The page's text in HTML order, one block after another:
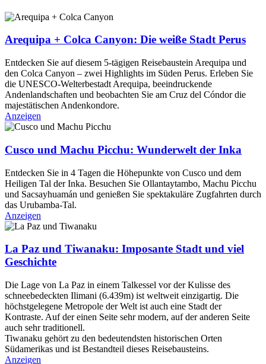
Arequipa + Colca Canyon: Die weiße Stadt Perus
Entdecken Sie auf diesem 5-tägigen Reisebaustein Arequipa und
den Colca Canyon – zwei Highlights im Süden Perus. Erleben Sie
die UNESCO-Welterbestadt Arequipa, beeindruckende
Andenlandschaften und beobachten Sie am Cruz del Cóndor die
majestätischen Andenkondore.
Anzeigen
Cusco und Machu Picchu: Wunderwelt der Inka
Entdecken Sie in 4 Tagen die Höhepunkte von Cusco und dem
Heiligen Tal der Inka. Besuchen Sie Ollantaytambo, Machu Picchu
und Sacsayhuamán und genießen Sie spektakuläre Zugfahrten durch
das Urubamba-Tal.
Anzeigen
La Paz und Tiwanaku: Imposante Stadt und viel
Geschichte
Die Lage von La Paz in einem Talkessel vor der Kulisse des
schneebedeckten Ilimani (6.439m) ist weltweit einzigartig. Die
höchstgelegene Metropole der Welt ist auch eine Stadt der
Kontraste. Auf der einen Seite sehr modern, auf der anderen Seite
auch sehr traditionell.
Tiwanaku gehört zu den bedeutendsten historischen Orten
Südamerikas und ist Bestandteil dieses Reisebausteins.
Anzeigen